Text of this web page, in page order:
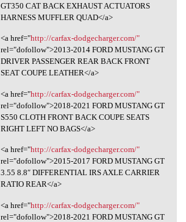
GT350 CAT BACK EXHAUST ACTUATORS
HARNESS MUFFLER QUAD</a>
<a href="http://carfax-dodgecharger.com/"
rel="dofollow">2013-2014 FORD MUSTANG GT
DRIVER PASSENGER REAR BACK FRONT
SEAT COUPE LEATHER</a>
<a href="http://carfax-dodgecharger.com/"
rel="dofollow">2018-2021 FORD MUSTANG GT
S550 CLOTH FRONT BACK COUPE SEATS
RIGHT LEFT NO BAGS</a>
<a href="http://carfax-dodgecharger.com/"
rel="dofollow">2015-2017 FORD MUSTANG GT
3.55 8.8″ DIFFERENTIAL IRS AXLE CARRIER
RATIO REAR</a>
<a href="http://carfax-dodgecharger.com/"
rel="dofollow">2018-2021 FORD MUSTANG GT